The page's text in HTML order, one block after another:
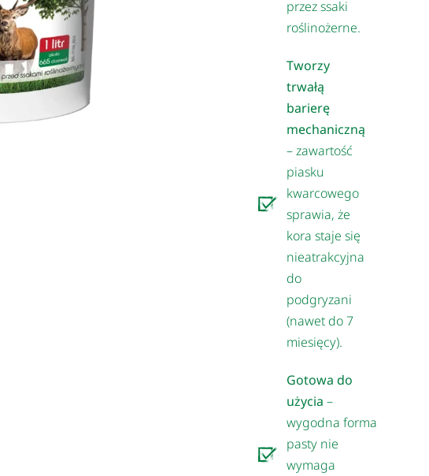
przez ssaki
roślinożerne.
Tworzy
trwałą
barierę
mechaniczną
– zawartość
piasku
kwarcowego
sprawia, że
kora staje się
nieatrakcyjna
do
podgryzani
(nawet do 7
miesięcy).
Gotowa do
użycia –
wygodna forma
pasty nie
wymaga